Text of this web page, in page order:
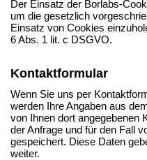
Der Einsatz der Borlabs-
um die gesetzlich
Einsatz von Cookies
6 Abs. 1 lit. c DSGVO.
Kontaktformular
Wenn Sie uns per
werden Ihre Angaben aus
von Ihnen dort angegebenen
der Anfrage und für den Fall
gespeichert. Diese Daten
weiter.